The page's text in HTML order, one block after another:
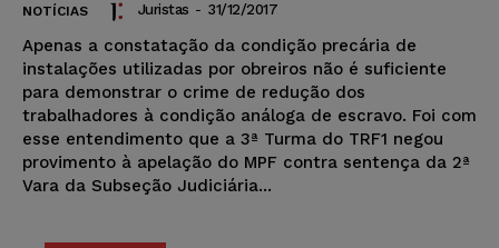
NOTÍCIAS Juristas - 31/12/2017
Apenas a constatação da condição precária de
instalações utilizadas por obreiros não é suficiente
para demonstrar o crime de redução dos
trabalhadores à condição análoga de escravo. Foi com
esse entendimento que a 3ª Turma do TRF1 negou
provimento à apelação do MPF contra sentença da 2ª
Vara da Subseção Judiciária...